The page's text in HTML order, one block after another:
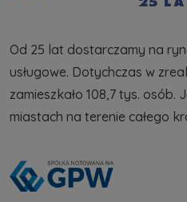
Od 25 lat dostarczamy na
usługowe. Dotychczas w
zamieszkało 108,7 tys. osób.
miastach na terenie całego